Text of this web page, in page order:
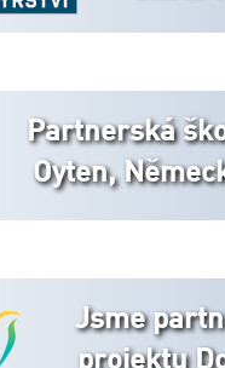
Partnerská
Oyten,
Jsme
projektu